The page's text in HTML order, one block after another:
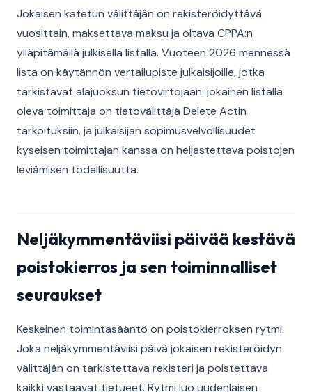
Jokaisen katetun välittäjän on rekisteröidyttävä
vuosittain, maksettava maksu ja oltava CPPA:n
ylläpitämällä julkisella listalla. Vuoteen 2026 mennessä
lista on käytännön vertailupiste julkaisijoille, jotka
tarkistavat alajuoksun tietovirtojaan: jokainen listalla
oleva toimittaja on tietovälittäjä Delete Actin
tarkoituksiin, ja julkaisijan sopimusvelvollisuudet
kyseisen toimittajan kanssa on heijastettava poistojen
leviämisen todellisuutta.
Neljäkymmentäviisi päivää kestävä
poistokierros ja sen toiminnalliset
seuraukset
Keskeinen toimintasääntö on poistokierroksen rytmi.
Joka neljäkymmentäviisi päivä jokaisen rekisteröidyn
välittäjän on tarkistettava rekisteri ja poistettava
kaikki vastaavat tietueet. Rytmi luo uudenlaisen